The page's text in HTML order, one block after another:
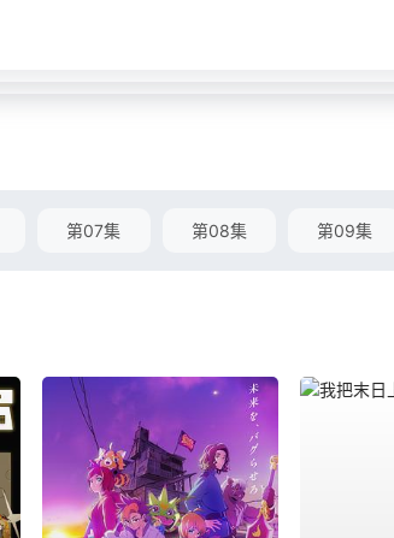
第07集 第08集 第09集